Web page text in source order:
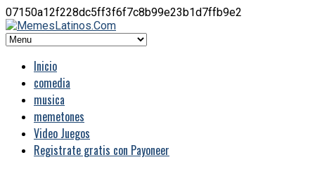
07150a12f228dc5ff3f6f7c8b99e23b1d7ffb9e2
Inicio
comedia
musica
memetones
Video Juegos
Registrate gratis con Payoneer